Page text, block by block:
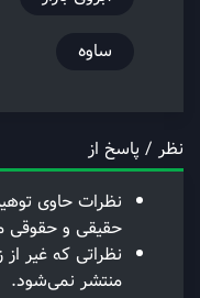
ساوه
نظر / پاسخ از
نظرات حاوی
حقیقی و حقوقی
نظراتی که غیر
منتشر نمی‌شود.